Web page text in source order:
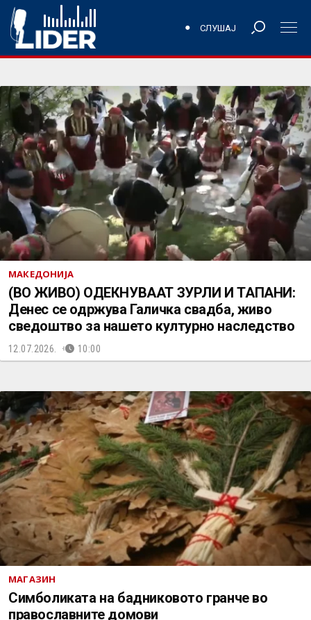
СЛУШАЈ
МАКЕДОНИЈА
(ВО ЖИВО) ОДЕКНУВААТ ЗУРЛИ И ТАПАНИ:
Денес се одржува Галичка свадба, живо
сведоштво за нашето културно наследство
12.07.2026. 10:00
МАГАЗИН
Симболиката на бадниковото гранче во
православните домови